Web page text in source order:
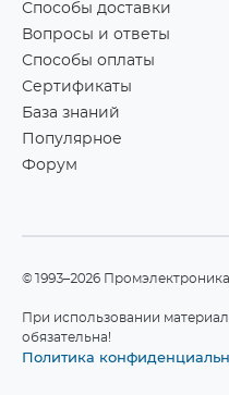
Способы доставки
Вопросы и ответы
Способы оплаты
Сертификаты
База знаний
Популярное
Форум
©1993–2026 Промэлектроника
При использовании
обязательна!
Политика